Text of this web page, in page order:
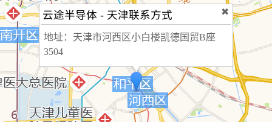
✖
云途半导体 - 天津联系方式
地址： 天津市河西区小白楼凯德国贸B座
3504